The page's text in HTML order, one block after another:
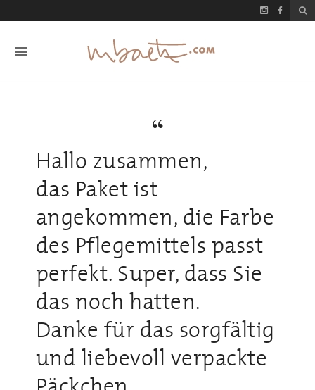
Hallo zusammen,
das Paket ist
angekommen, die Farbe
des Pflegemittels passt
perfekt. Super, dass Sie
das noch hatten.
Danke für das sorgfältig
und liebevoll verpackte